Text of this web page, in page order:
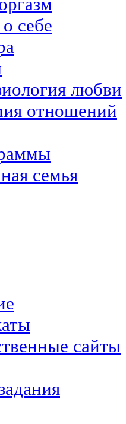
себе
любви
отношений
семья
сайты